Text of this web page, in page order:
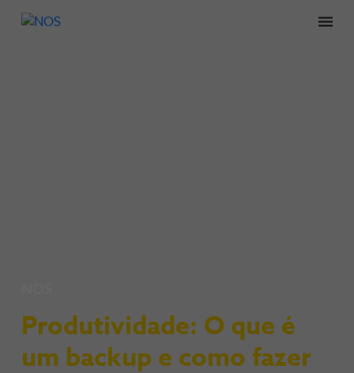
Produtividade: O que é
um backup e como fazer